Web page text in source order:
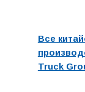
Все
Truck